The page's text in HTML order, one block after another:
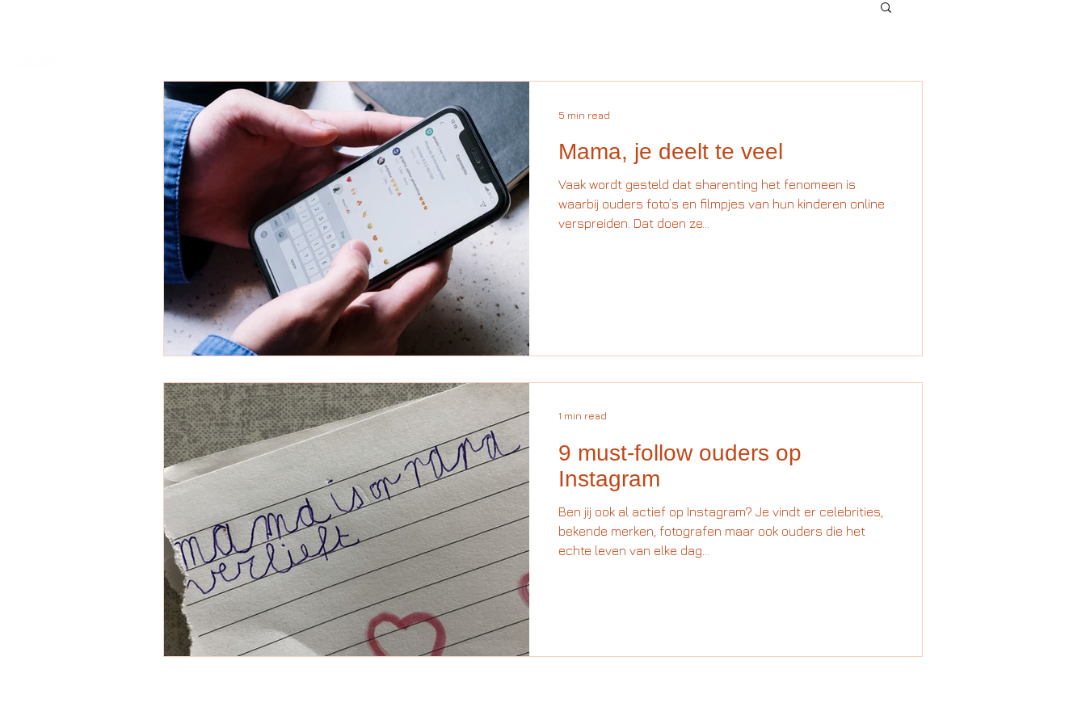
Mama, je deelt te veel
Vaak wordt gesteld dat sharenting het fenomeen is
waarbij ouders foto’s en filmpjes van hun kinderen online
verspreiden. Dat doen ze...
5 min read
9 must-follow ouders op
Instagram
Ben jij ook al actief op Instagram? Je vindt er celebrities,
bekende merken, fotografen maar ook ouders die het
echte leven van elke dag...
1 min read